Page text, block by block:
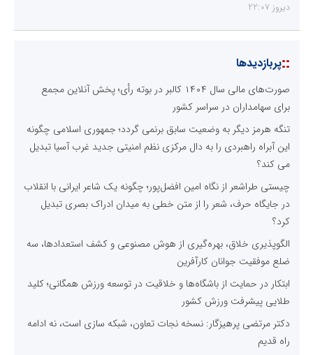
دیروز 22:07
::پربازدیدها
صورت‌های مالی سال ۱۴۰۴ کالبر در بوته رأی؛ پخش آنلاین مجمع
برای سهامداران در سراسر کشور
تنگه هرمز دیگر به وضعیت سابق برنمی گردد؛ جمهوری اسلامی چگونه
این آبراه راهبردی را به دال مرکزی نظم امنیتی جدید غرب آسیا تبدیل
می کند؟
چیستی طراشعر از نگاه امین افضل‌پور؛ چگونه یک شاعر ایرانی با انقلاب
در جایگاه حرف، شعر را از متن خطی به میدان ادراک بصری تبدیل
کرد؟
الگوپذیری خلاق، بهره‌گیری از هوش مصنوعی و کشف استعدادها، سه
ضلع موفقیت جوانان کارآفرین
ابتکار در حمایت از باشگاه‌ها و خلاقیت در توسعه ورزش همگانی؛ کلید
طلایی پیشرفت ورزش کشور
دکتر مرتضی پرهیزگار: نسخه نجات تعاون، شبکه سازی است، نه ادامه
راه قدیم